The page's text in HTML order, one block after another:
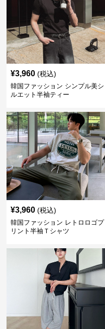
¥3,960 (税込)
韓国ファッション シンプル美シ
ルエット半袖ティー
¥3,960 (税込)
韓国ファッション レトロロゴプ
リント半袖Ｔシャツ